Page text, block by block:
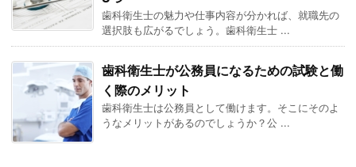
歯科衛生士の魅力や仕事内容が分かれば、就職先の
選択肢も広がるでしょう。歯科衛生士 ...
歯科衛生士が公務員になるための試験と働
く際のメリット
歯科衛生士は公務員として働けます。そこにそのよ
うなメリットがあるのでしょうか？公 ...